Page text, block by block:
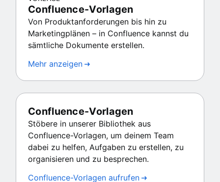
Confluence-Vorlagen
Von Produktanforderungen bis hin zu
Marketingplänen – in Confluence kannst du
sämtliche Dokumente erstellen.
Mehr anzeigen
Confluence-Vorlagen
Stöbere in unserer Bibliothek aus
Confluence-Vorlagen, um deinem Team
dabei zu helfen, Aufgaben zu erstellen, zu
organisieren und zu besprechen.
Confluence-Vorlagen aufrufen